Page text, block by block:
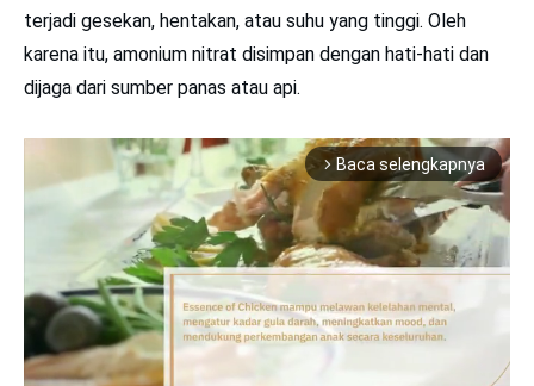
terjadi gesekan, hentakan, atau suhu yang tinggi. Oleh
karena itu, amonium nitrat disimpan dengan hati-hati dan
dijaga dari sumber panas atau api.
arrow_forward_ios Baca selengkapnya